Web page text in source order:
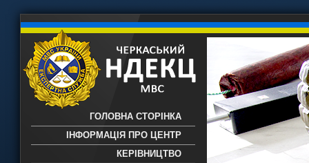
ГОЛОВНА СТОРІНКА
ІНФОРМАЦІЯ ПРО ЦЕНТР
КЕРІВНИЦТВО